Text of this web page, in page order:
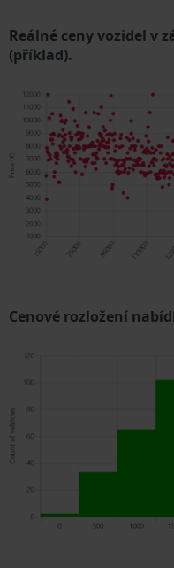
Reálné ceny vozidel v
(příklad).
Cenové rozložení